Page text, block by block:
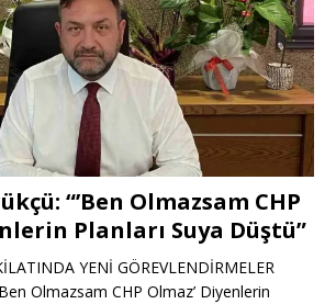
“’Ben Olmazsam CHP
Planları Suya Düştü”
YENİ GÖREVLENDİRMELER
Olmazsam CHP Olmaz’ Diyenlerin